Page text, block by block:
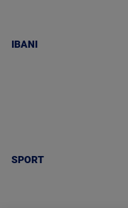
IBANI
SPORT